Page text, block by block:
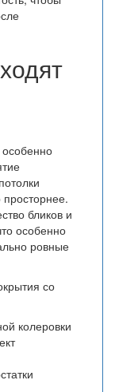
особенно
бликов и
особенно
ровные
со
колеровки